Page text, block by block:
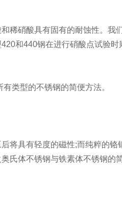
稀硝酸具有固有的耐蚀性。我
和440钢在进行硝酸点试验时
类型的不锈钢的简便方法。
将具有轻度的磁性;而纯粹的铬
氏体不锈钢与铁素体不锈钢的